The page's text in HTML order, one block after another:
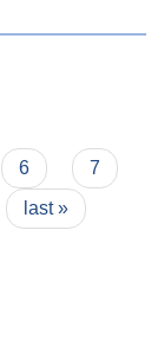
6
7
last »